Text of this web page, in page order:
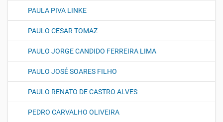
PAULA PIVA LINKE
PAULO CESAR TOMAZ
PAULO JORGE CANDIDO FERREIRA LIMA
PAULO JOSÉ SOARES FILHO
PAULO RENATO DE CASTRO ALVES
PEDRO CARVALHO OLIVEIRA